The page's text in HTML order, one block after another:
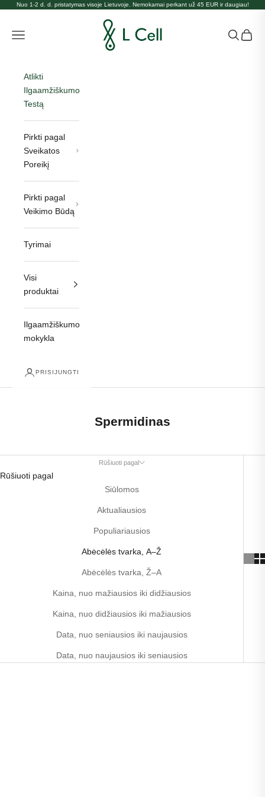
Pereiti prie turinio
Nuo 1-2 d. d. pristatymas visoje Lietuvoje. Nemokamai perkant už 45 EUR ir daugiau!
L Cell Lietuva
Atidaryti naršymo meniu
Atidaryti
Atlikti
Ilgaamžiškumo
Testą
Pirkti pagal
Sveikatos
Poreikį
Pirkti pagal
Veikimo Būdą
Tyrimai
Visi
produktai
Ilgaamžiškumo
mokykla
PRISIJUNGTI
Spermidinas
Rūšiuoti pagal
Rūšiuoti pagal
Siūlomos
Aktualiausios
Populiariausios
Abėcėlės tvarka, A–Ž
Abėcėlės tvarka, Ž–A
Kaina, nuo mažiausios iki didžiausios
Kaina, nuo didžiausios iki mažiausios
Data, nuo seniausios iki naujausios
Data, nuo naujausios iki seniausios